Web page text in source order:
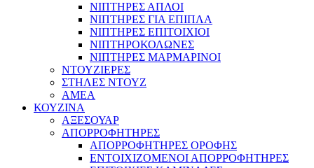
ΝΙΠΤΗΡΕΣ ΑΠΛΟΙ
ΝΙΠΤΗΡΕΣ ΓΙΑ ΕΠΙΠΛΑ
ΝΙΠΤΗΡΕΣ ΕΠΙΤΟΙΧΙΟΙ
ΝΙΠΤΗΡΟΚΟΛΩΝΕΣ
ΝΙΠΤΗΡΕΣ ΜΑΡΜΑΡΙΝΟΙ
ΝΤΟΥΖΙΕΡΕΣ
ΣΤΗΛΕΣ ΝΤΟΥΖ
ΑΜΕΑ
ΚΟΥΖΙΝΑ
ΑΞΕΣΟΥΑΡ
ΑΠΟΡΡΟΦΗΤΗΡΕΣ
ΑΠΟΡΡΟΦΗΤΗΡΕΣ ΟΡΟΦΗΣ
ΕΝΤΟΙΧΙΖΟΜΕΝΟΙ ΑΠΟΡΡΟΦΗΤΗΡΕΣ